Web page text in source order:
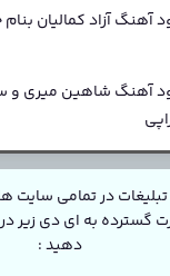
آهنگ آزاد کمالیان
آهنگ شاهین میری و
در تمامی سایت
گسترده به ای دی زیر در
دهید :